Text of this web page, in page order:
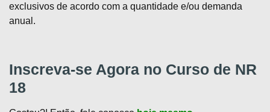
exclusivos de acordo com a quantidade e/ou demanda
anual.
Inscreva-se Agora no Curso de NR
18